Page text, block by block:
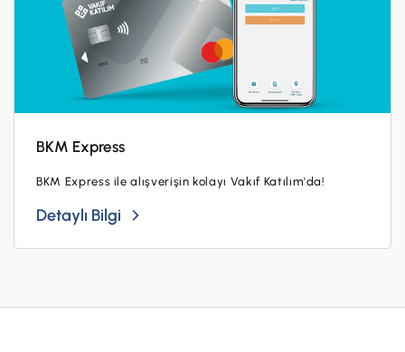
BKM Express
BKM Express ile alışverişin kolayı Vakıf Katılım'da!
Detaylı Bilgi